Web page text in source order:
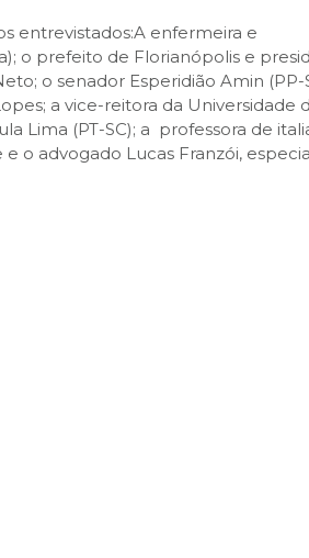
entrevistados:A enfermeira e
o prefeito de Florianópolis e
o senador Esperidião Amin (PP-
a vice-reitora da Universidade
Lima (PT-SC); a professora de
o advogado Lucas Franzói,